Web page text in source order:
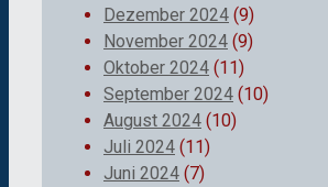
Dezember 2024 (9)
November 2024 (9)
Oktober 2024 (11)
September 2024 (10)
August 2024 (10)
Juli 2024 (11)
Juni 2024 (7)